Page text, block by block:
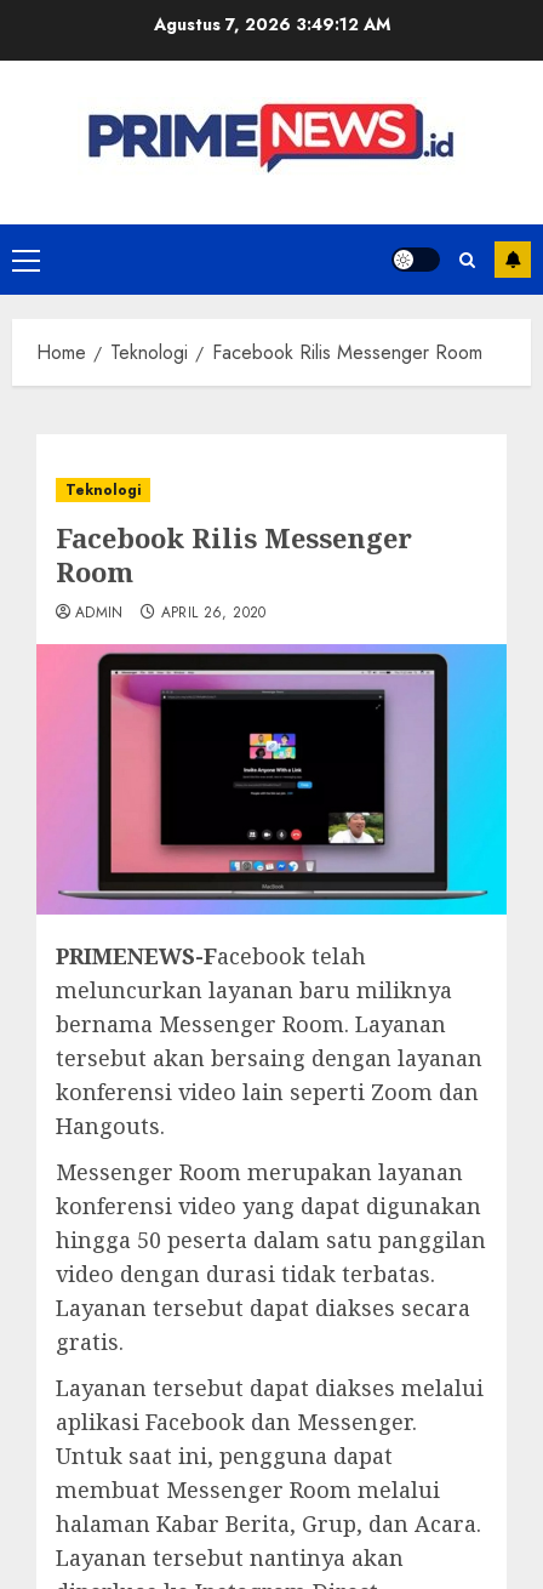
Agustus 7, 2026 3:49:12 AM
Primary
Menu
Home Teknologi Facebook Rilis Messenger Room
Teknologi
Facebook Rilis Messenger
Room
ADMIN APRIL 26, 2020
PRIMENEWS-Facebook telah
meluncurkan layanan baru miliknya
bernama Messenger Room. Layanan
tersebut akan bersaing dengan layanan
konferensi video lain seperti Zoom dan
Hangouts.
Messenger Room merupakan layanan
konferensi video yang dapat digunakan
hingga 50 peserta dalam satu panggilan
video dengan durasi tidak terbatas.
Layanan tersebut dapat diakses secara
gratis.
Layanan tersebut dapat diakses melalui
aplikasi Facebook dan Messenger.
Untuk saat ini, pengguna dapat
membuat Messenger Room melalui
halaman Kabar Berita, Grup, dan Acara.
Layanan tersebut nantinya akan